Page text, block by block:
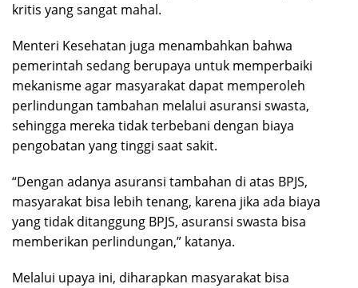
kritis yang sangat mahal.
Menteri Kesehatan juga menambahkan bahwa
pemerintah sedang berupaya untuk memperbaiki
mekanisme agar masyarakat dapat memperoleh
perlindungan tambahan melalui asuransi swasta,
sehingga mereka tidak terbebani dengan biaya
pengobatan yang tinggi saat sakit.
“Dengan adanya asuransi tambahan di atas BPJS,
masyarakat bisa lebih tenang, karena jika ada biaya
yang tidak ditanggung BPJS, asuransi swasta bisa
memberikan perlindungan,” katanya.
Melalui upaya ini, diharapkan masyarakat bisa